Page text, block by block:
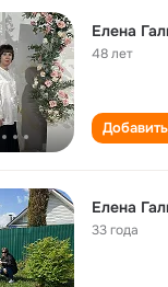
Елена
48 лет
Елена
33 года